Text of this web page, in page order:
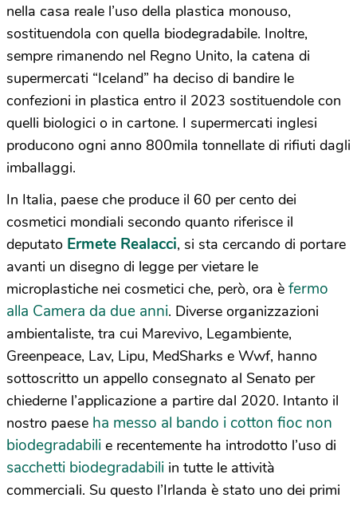
nella casa reale l’uso della plastica monouso,
sostituendola con quella biodegradabile. Inoltre,
sempre rimanendo nel Regno Unito, la catena di
supermercati “Iceland” ha deciso di bandire le
confezioni in plastica entro il 2023 sostituendole con
quelli biologici o in cartone. I supermercati inglesi
producono ogni anno 800mila tonnellate di rifiuti dagli
imballaggi.
In Italia, paese che produce il 60 per cento dei
cosmetici mondiali secondo quanto riferisce il
deputato Ermete Realacci, si sta cercando di portare
avanti un disegno di legge per vietare le
microplastiche nei cosmetici che, però, ora è fermo
alla Camera da due anni. Diverse organizzazioni
ambientaliste, tra cui Marevivo, Legambiente,
Greenpeace, Lav, Lipu, MedSharks e Wwf, hanno
sottoscritto un appello consegnato al Senato per
chiederne l’applicazione a partire dal 2020. Intanto il
nostro paese ha messo al bando i cotton fioc non
biodegradabili e recentemente ha introdotto l’uso di
sacchetti biodegradabili in tutte le attività
commerciali. Su questo l’Irlanda è stato uno dei primi